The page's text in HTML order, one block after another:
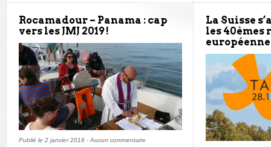
Rocamadour – Panama : cap
vers les JMJ 2019 !
Publié le 2 janvier 2018 - Aucun commentaire
La Suisse
les 40èmes